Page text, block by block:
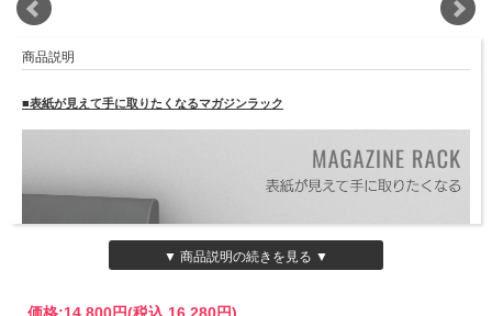
商品説明
■表紙が見えて手に取りたくなるマガジンラック
▼ 商品説明の続きを見る ▼